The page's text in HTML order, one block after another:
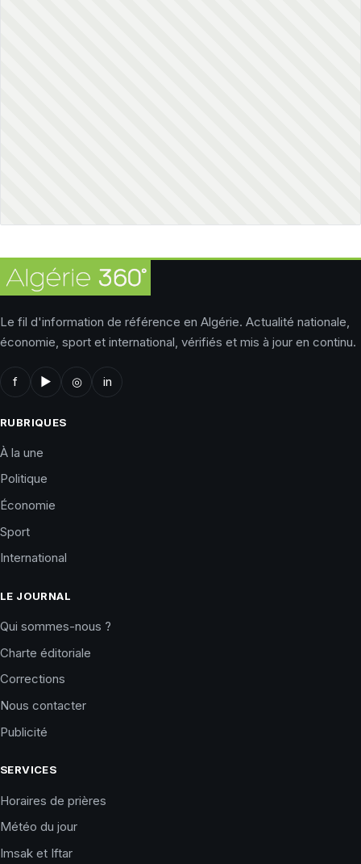
Le fil d'information de référence en Algérie. Actualité nationale,
économie, sport et international, vérifiés et mis à jour en continu.
f ▶ ◎ in
RUBRIQUES
À la une
Politique
Économie
Sport
International
LE JOURNAL
Qui sommes-nous ?
Charte éditoriale
Corrections
Nous contacter
Publicité
SERVICES
Horaires de prières
Météo du jour
Imsak et Iftar